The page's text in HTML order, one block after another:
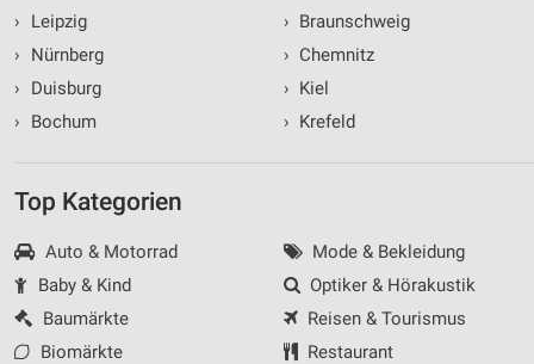
›
Leipzig
›
Nürnberg
›
Duisburg
›
Bochum
› Braunschweig
› Chemnitz
› Kiel
› Krefeld
Top Kategorien
Auto & Motorrad
Baby & Kind
Baumärkte
Biomärkte
Mode & Bekleidung
Optiker & Hörakustik
Reisen & Tourismus
Restaurant